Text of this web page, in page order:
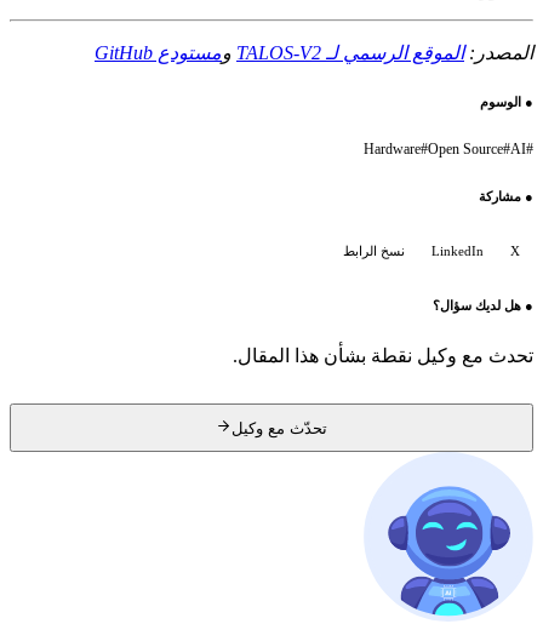
المصدر: الموقع الرسمي لـ TALOS-V2 و مستودع GitHub
●الوسوم
AI
#
Open Source
#
Hardware
●مشاركة
LinkedIn نسخ الرابط
●هل لديك سؤال؟
تحدث مع وكيل نقطة بشأن هذا المقال.
تحدّث مع وكيل